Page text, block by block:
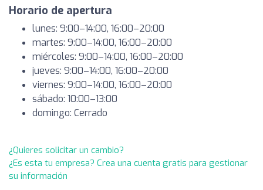
Horario de apertura
lunes: 9:00–14:00, 16:00–20:00
martes: 9:00–14:00, 16:00–20:00
miércoles: 9:00–14:00, 16:00–20:00
jueves: 9:00–14:00, 16:00–20:00
viernes: 9:00–14:00, 16:00–20:00
sábado: 10:00–13:00
domingo: Cerrado
¿Quieres solicitar un cambio?
¿Es esta tu empresa? Crea una cuenta gratis para gestionar
su información